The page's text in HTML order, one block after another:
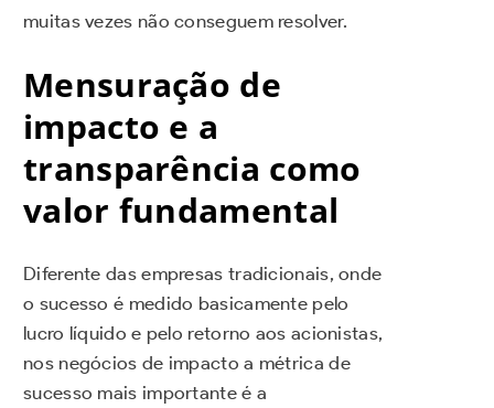
muitas vezes não conseguem resolver.
Mensuração de
impacto e a
transparência como
valor fundamental
Diferente das empresas tradicionais, onde
o sucesso é medido basicamente pelo
lucro líquido e pelo retorno aos acionistas,
nos negócios de impacto a métrica de
sucesso mais importante é a